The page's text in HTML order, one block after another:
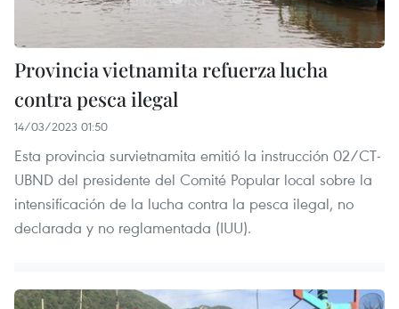
Provincia vietnamita refuerza lucha
contra pesca ilegal
14/03/2023 01:50
Esta provincia survietnamita emitió la instrucción 02/CT-
UBND del presidente del Comité Popular local sobre la
intensificación de la lucha contra la pesca ilegal, no
declarada y no reglamentada (IUU).